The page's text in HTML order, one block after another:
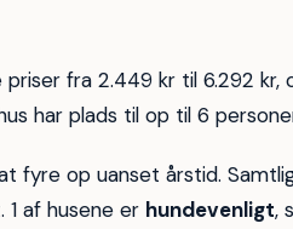
fra 2.449 kr til 6.292 kr,
har plads til op til 6
fyre op uanset årstid.
af husene er hundevenligt,